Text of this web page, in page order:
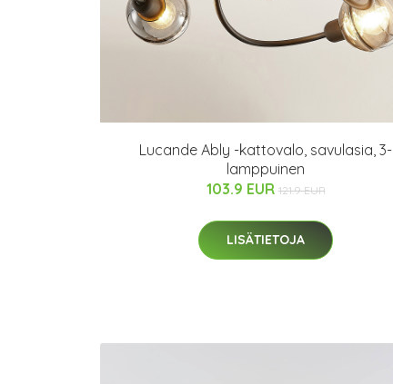
Lucande Ably -kattovalo, savulasia, 3-
lamppuinen
103.9 EUR 121.9 EUR
LISÄTIETOJA